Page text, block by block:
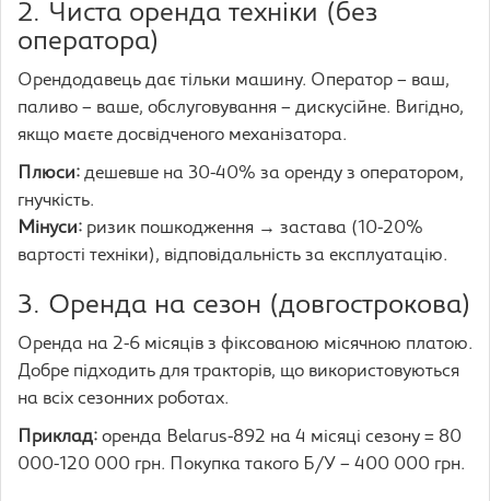
2. Чиста оренда техніки (без
оператора)
Орендодавець дає тільки машину. Оператор – ваш,
паливо – ваше, обслуговування – дискусійне. Вигідно,
якщо маєте досвідченого механізатора.
Плюси: дешевше на 30-40% за оренду з оператором,
гнучкість.
Мінуси: ризик пошкодження → застава (10-20%
вартості техніки), відповідальність за експлуатацію.
3. Оренда на сезон (довгострокова)
Оренда на 2-6 місяців з фіксованою місячною платою.
Добре підходить для тракторів, що використовуються
на всіх сезонних роботах.
Приклад: оренда Belarus-892 на 4 місяці сезону = 80
000-120 000 грн. Покупка такого Б/У – 400 000 грн.